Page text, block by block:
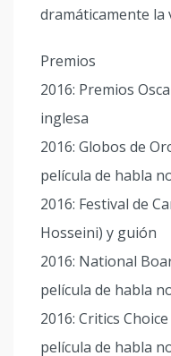
dramáticamente la
Premios
2016: Premios
inglesa
2016: Globos de
película de habla
2016: Festival de
Hosseini) y guión
2016: National
película de habla
2016: Critics
película de habla